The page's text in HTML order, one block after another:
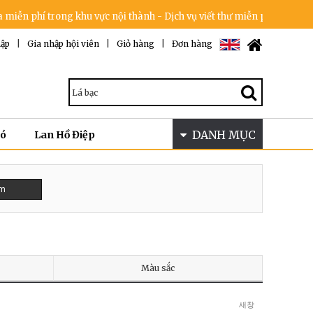
phí trong khu vực nội thành - Dịch vụ viết thư miễn phí - Cam kết
Đơn hàng
Giỏ hàng
Gia nhập hội viên
Lan Hồ Điệp DANH MỤC
Màu sắc
새창